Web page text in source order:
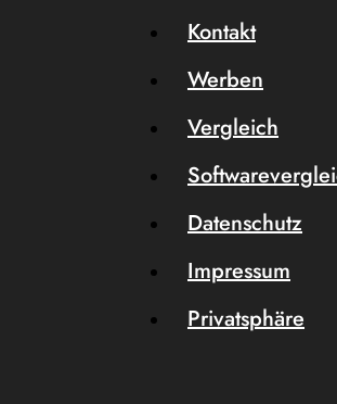
Kontakt
Werben
Vergleich
Datenschutz
Impressum
Privatsphäre